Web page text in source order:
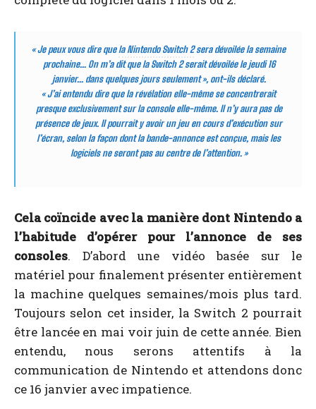
« Je peux vous dire quela Nintendo Switch 2sera dévoilée la semaine
prochaine… On m’a dit que la Switch 2 serait dévoilée le jeudi 16
janvier… dans quelques jours seulement », ont-ils déclaré.
« J’ai entendu dire que la révélation elle-même se concentrerait
presque exclusivement sur la console elle-même. Il n’y aura pas de
présence de jeux. Il pourrait y avoir un jeu en cours d’exécution sur
l’écran, selon la façon dont la bande-annonce est conçue, mais les
logiciels ne seront pas au centre de l’attention. »
Cela coïncide avec la manière dont Nintendo a
l’habitude d’opérer pour l’annonce de ses
consoles. D’abord une vidéo basée sur le
matériel pour finalement présenter entièrement
la machine quelques semaines/mois plus tard.
Toujours selon cet insider, la Switch 2 pourrait
être lancée en mai voir juin de cette année. Bien
entendu, nous serons attentifs à la
communication de Nintendo et attendons donc
ce 16 janvier avec impatience.